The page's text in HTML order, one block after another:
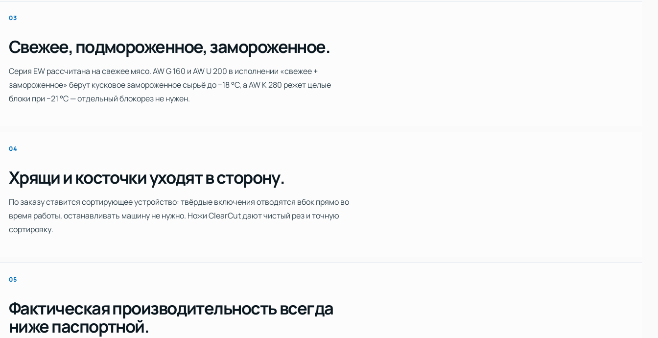
03
Свежее, подмороженное, замороженное.
Серия EW рассчитана на свежее мясо. AW G 160 и AW U 200 в исполнении «свежее +
замороженное» берут кусковое замороженное сырьё до −18 °C, а AW K 280 режет целые
блоки при −21 °C — отдельный блокорез не нужен.
04
Хрящи и косточки уходят в сторону.
По заказу ставится сортирующее устройство: твёрдые включения отводятся вбок прямо во
время работы, останавливать машину не нужно. Ножи ClearCut дают чистый рез и точную
сортировку.
05
Фактическая производительность всегда
ниже паспортной.